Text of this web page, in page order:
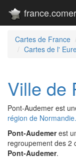
Cartes de France
Cartes de l'
Ville de
Pont-Audemer est
région de Normandie.
Pont-Audemerest
regroupement des 2
Pont-Audemer.